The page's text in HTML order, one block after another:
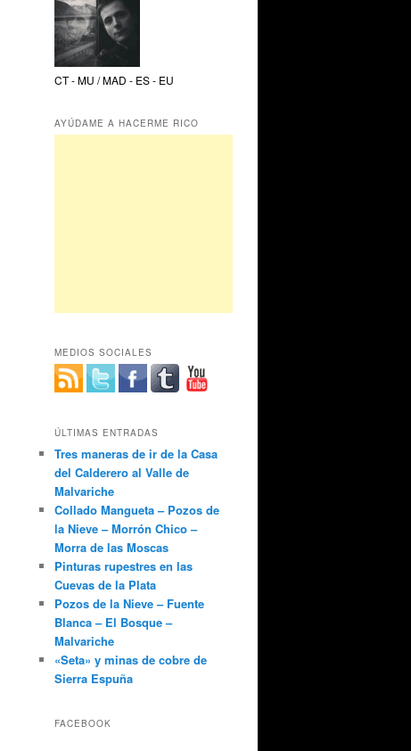
CT - MU / MAD - ES - EU
AYÚDAME A HACERME RICO
MEDIOS SOCIALES
ÚLTIMAS ENTRADAS
Tres maneras de ir de la Casa
del Calderero al Valle de
Malvariche
Collado Mangueta – Pozos de
la Nieve – Morrón Chico –
Morra de las Moscas
Pinturas rupestres en las
Cuevas de la Plata
Pozos de la Nieve – Fuente
Blanca – El Bosque –
Malvariche
«Seta» y minas de cobre de
Sierra Espuña
FACEBOOK